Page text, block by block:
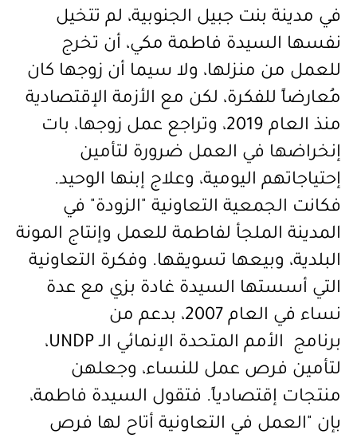
في مدينة بنت جبيل الجنوبية، لم تتخيل
نفسها السيدة فاطمة مكي، أن تخرج
للعمل من منزلها، ولا سيما أن زوجها كان
مُعارضاً للفكرة، لكن مع الأزمة الإقتصادية
منذ العام 2019، وتراجع عمل زوجها، بات
إنخراضها في العمل ضرورة لتأمين
إحتياجاتهم اليومية، وعلاج إبنها الوحيد.
فكانت الجمعية التعاونية "الزودة" في
المدينة الملجأ لفاطمة للعمل وإنتاج المونة
البلدية، وبيعها تسويقها. وفكرة التعاونية
التي أسستها السيدة غادة بزي مع عدة
نساء في العام 2007، بدعم من
برنامج الأمم المتحدة الإنمائي الـ UNDP،
لتأمين فرص عمل للنساء، وجعلهن
منتجات إقتصادياً. فتقول السيدة فاطمة،
بإن "العمل في التعاونية أتاح لها فرص